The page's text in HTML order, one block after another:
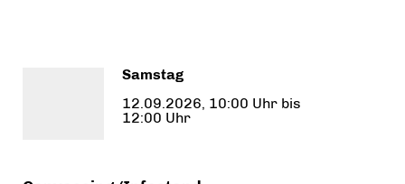
Samstag
12.09.2026, 10:00 Uhr bis
12:00 Uhr